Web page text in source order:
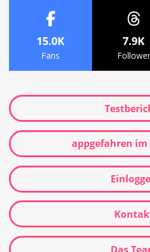
15.0K
Fans
7.9K
Follower
appgefahren im
Das